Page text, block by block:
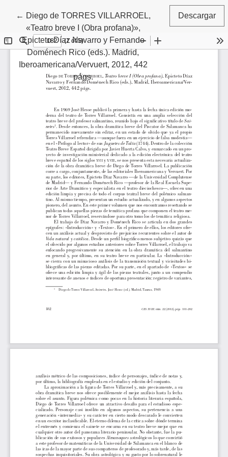
← Volver a los detalles del artículo
Diego de TORRES VILLARROEL,
«Teatro breve I (Obra profana)»,
Epicteto Díaz Navarro y Fernando
Doménech Rico (eds.). Madrid,
Iberoamericana/Vervuert, 2012, 442
págs.
Descargar